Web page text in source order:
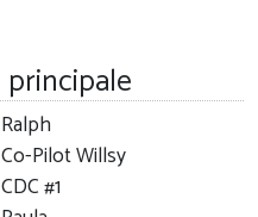
principale
Ralph
Co-Pilot Willsy
CDC #1